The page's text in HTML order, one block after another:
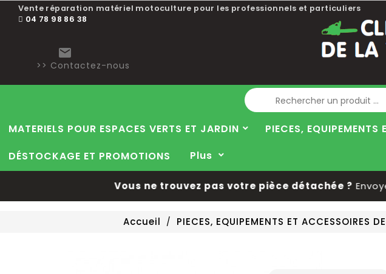
Vente réparation matériel motoculture pour les professionnels et particuliers
04 78 98 86 38

>> Contactez-nous
MATERIELS POUR ESPACES VERTS ET JARDIN PIECES,
DÉSTOCKAGE ET PROMOTIONS
Plus
Vous ne trouvez pas votre pièce détachée ?Envoyez
Accueil PIECES, EQUIPEMENTS ET ACCESSOIRES